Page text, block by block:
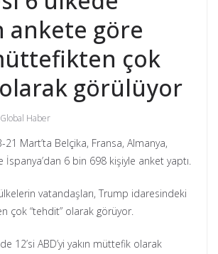
ankete göre
çok
görülüyor
Global Haber
21 Mart’ta Belçika, Fransa, Almanya,
İspanya’dan 6 bin 698 kişiyle anket yaptı.
vatandaşları, Trump idaresindeki
çok “tehdit” olarak görüyor.
12’si ABD’yi yakın müttefik olarak